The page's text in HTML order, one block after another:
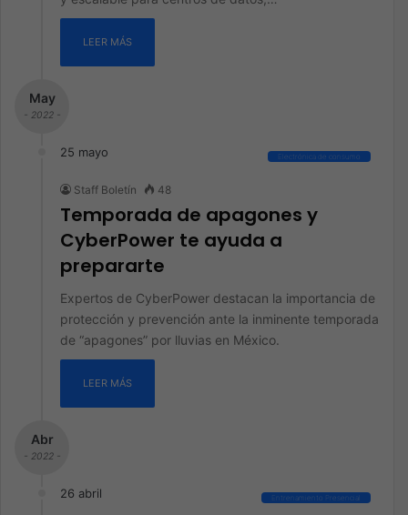
LEER MÁS
May
- 2022 -
25 mayo Electrónica de consumo
Staff Boletín 48
Temporada de apagones y
CyberPower te ayuda a
prepararte
Expertos de CyberPower destacan la importancia de
protección y prevención ante la inminente temporada
de “apagones” por lluvias en México.
LEER MÁS
Abr
- 2022 -
26 abril Entrenamiento Presencial